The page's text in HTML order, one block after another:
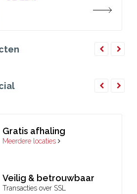
Gratis afhaling
Meerdere locaties
Veilig & betrouwbaar
Transacties over SSL